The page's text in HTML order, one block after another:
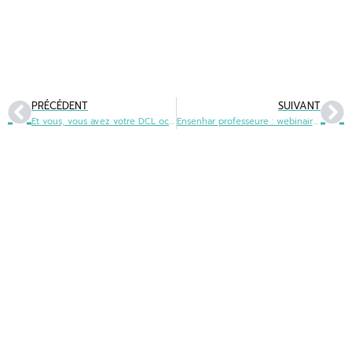
PRÉCÉDENT
Et vous, vous avez votre DCL occitan ? Participez à la session 2024 !
SUIVANT
Ensenhar professeure : webinaire d’information le 3 avril à 13h30